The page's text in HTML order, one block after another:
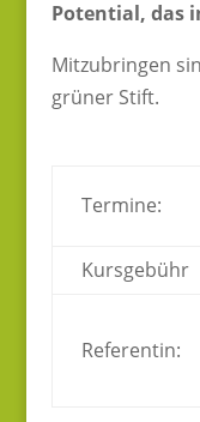
Potential, das
Mitzubringen
grüner Stift.
Termine:
Kursgebühr
Referentin: